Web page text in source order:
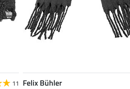
11 Felix Bühler